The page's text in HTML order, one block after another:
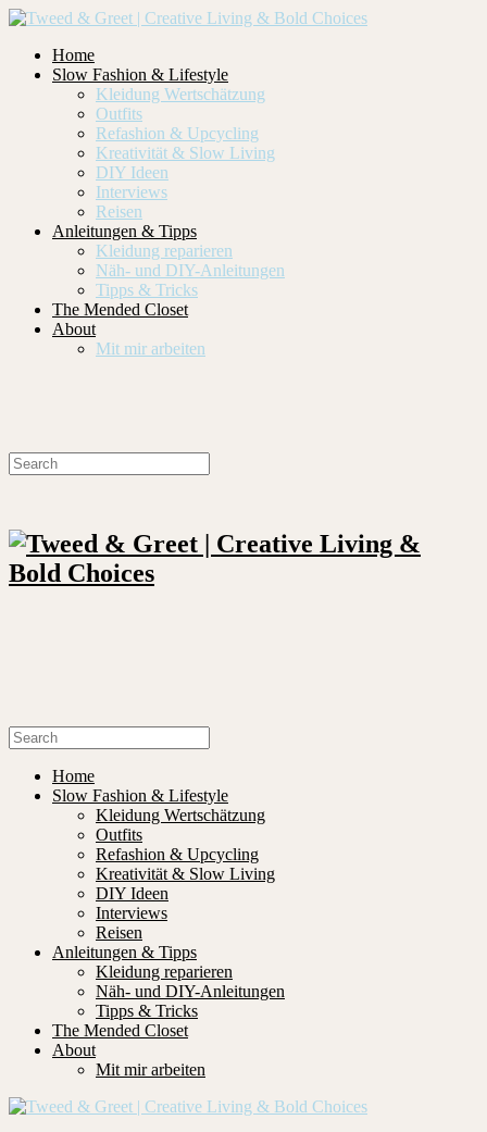
Home
Slow Fashion & Lifestyle
Kleidung Wertschätzung
Outfits
Refashion & Upcycling
Kreativität & Slow Living
DIY Ideen
Interviews
Reisen
Anleitungen & Tipps
Kleidung reparieren
Näh- und DIY-Anleitungen
Tipps & Tricks
The Mended Closet
About
Mit mir arbeiten
Home
Slow Fashion & Lifestyle
Kleidung Wertschätzung
Outfits
Refashion & Upcycling
Kreativität & Slow Living
DIY Ideen
Interviews
Reisen
Anleitungen & Tipps
Kleidung reparieren
Näh- und DIY-Anleitungen
Tipps & Tricks
The Mended Closet
About
Mit mir arbeiten